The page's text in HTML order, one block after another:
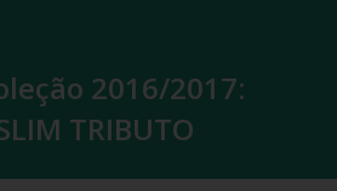
2016/2017:
TRIBUTO